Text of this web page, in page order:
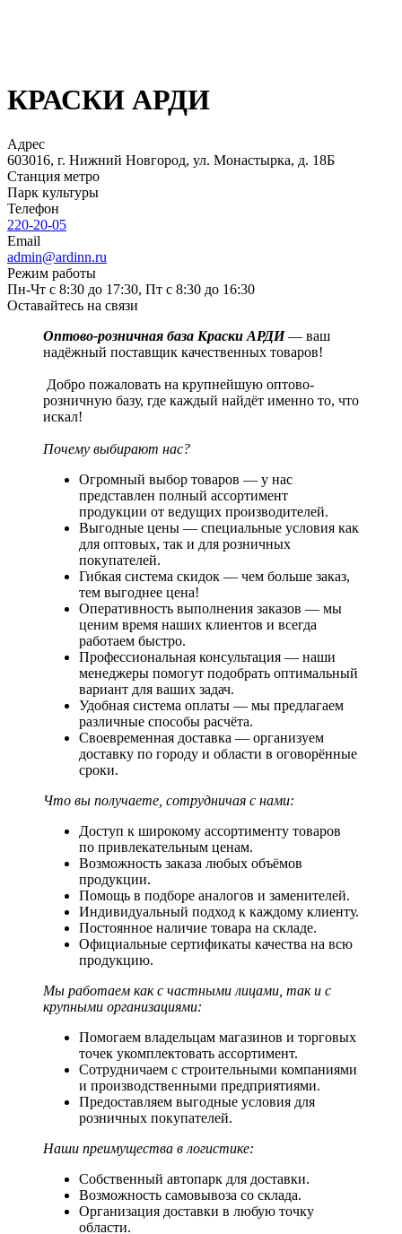
КРАСКИ АРДИ
Адрес
603016, г. Нижний Новгород, ул. Монастырка, д. 18Б
Станция метро
Парк культуры
Телефон
220-20-05
Email
admin@ardinn.ru
Режим работы
Пн-Чт с 8:30 до 17:30, Пт с 8:30 до 16:30
Оставайтесь на связи
Оптово-розничная база Краски АРДИ— ваш
надёжный поставщик качественных товаров!
Добро пожаловать на крупнейшую оптово-
розничную базу, где каждый найдёт именно то, что
искал!
Почему выбирают нас?
Огромный выбор товаров — у нас
представлен полный ассортимент
продукции от ведущих производителей.
Выгодные цены — специальные условия как
для оптовых, так и для розничных
покупателей.
Гибкая система скидок — чем больше заказ,
тем выгоднее цена!
Оперативность выполнения заказов — мы
ценим время наших клиентов и всегда
работаем быстро.
Профессиональная консультация — наши
менеджеры помогут подобрать оптимальный
вариант для ваших задач.
Удобная система оплаты — мы предлагаем
различные способы расчёта.
Своевременная доставка — организуем
доставку по городу и области в оговорённые
сроки.
Что вы получаете, сотрудничая с нами:
Доступ к широкому ассортименту товаров
по привлекательным ценам.
Возможность заказа любых объёмов
продукции.
Помощь в подборе аналогов и заменителей.
Индивидуальный подход к каждому клиенту.
Постоянное наличие товара на складе.
Официальные сертификаты качества на всю
продукцию.
Мы работаем как с частными лицами, так и с
крупными организациями:
Помогаем владельцам магазинов и торговых
точек укомплектовать ассортимент.
Сотрудничаем с строительными компаниями
и производственными предприятиями.
Предоставляем выгодные условия для
розничных покупателей.
Наши преимущества в логистике:
Собственный автопарк для доставки.
Возможность самовывоза со склада.
Организация доставки в любую точку
области.